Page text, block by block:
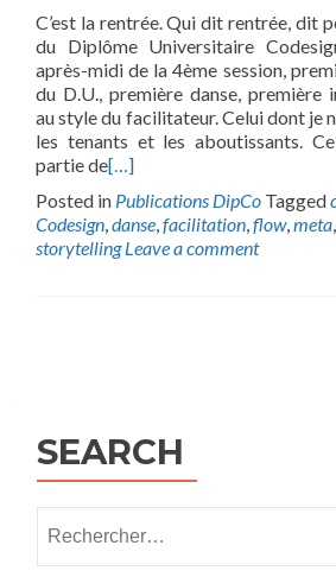
C’est la rentrée. Qui dit rentrée, dit
du Diplôme Universitaire
après-midi de la 4ème session,
du D.U., première danse, première
au style du facilitateur. Celui dont je
les tenants et les aboutissants.
partie de[…]
Posted in Publications DipCo Tagged
Codesign,danse,facilitation,flow,meta,
storytelling Leave a comment
SEARCH